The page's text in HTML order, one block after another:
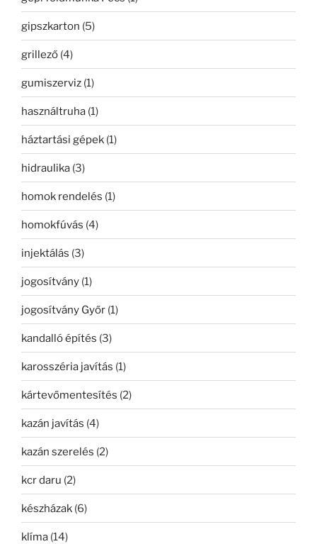
gipszkarton (5)
grillező (4)
gumiszerviz (1)
használtruha (1)
háztartási gépek (1)
hidraulika (3)
homok rendelés (1)
homokfúvás (4)
injektálás (3)
jogosítvány (1)
jogosítvány Győr (1)
kandalló építés (3)
karosszéria javítás (1)
kártevőmentesítés (2)
kazán javítás (4)
kazán szerelés (2)
kcr daru (2)
készházak (6)
klíma (14)